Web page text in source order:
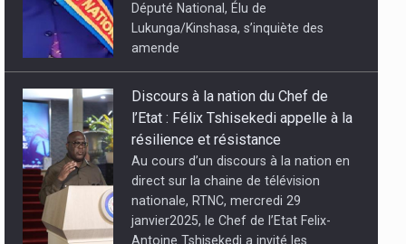
Conséquences d’une énième
condamnation du Rwanda sans
effets : Carnage à Goma et
déportation des congolais
Le Conseil de Sécurité de
l’Organisation des Nations Unies s’est
tenue encore d’urgence ce mardi 28
janvier 2025 sur la dégradation de la
situation sécuritaire dans la partie Est
de la Répu